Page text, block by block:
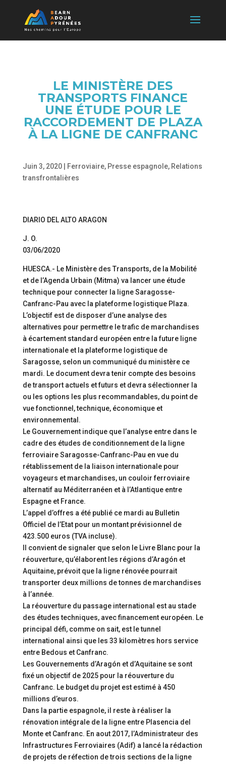
LE MINISTÈRE DES
TRANSPORTS FINANCE
UNE ÉTUDE POUR LE
RACCORDEMENT DE PLAZA
À LA LIGNE DE CANFRANC
Juin 3, 2020| Ferroviaire, Presse espagnole, Relations
transfrontalières
DIARIO DEL ALTO ARAGON
J. O.
03/06/2020
HUESCA.- Le Ministère des Transports, de la Mobilité
et de l’Agenda Urbain (Mitma) va lancer une étude
technique pour connecter la ligne Saragosse-
Canfranc-Pau avec la plateforme logistique Plaza.
L’objectif est de disposer d’une analyse des
alternatives pour permettre le trafic de marchandises
à écartement standard européen entre la future ligne
internationale et la plateforme logistique de
Saragosse, selon un communiqué du ministère ce
mardi. Le document devra tenir compte des besoins
de transport actuels et futurs et devra sélectionner la
ou les options les plus recommandables, du point de
vue fonctionnel, technique, économique et
environnemental.
Le Gouvernement indique que l’analyse entre dans le
cadre des études de conditionnement de la ligne
ferroviaire Saragosse-Canfranc-Pau en vue du
rétablissement de la liaison internationale pour
voyageurs et marchandises, un couloir ferroviaire
alternatif au Méditerranéen et à l’Atlantique entre
Espagne et France.
L’appel d’offres a été publié ce mardi au Bulletin
Officiel de l’Etat pour un montant prévisionnel de
423.500 euros (TVA incluse).
Il convient de signaler que selon le Livre Blanc pour la
réouverture, qu’élaborent les régions d’Aragón et
Aquitaine, prévoit que la ligne rénovée pourrait
transporter deux millions de tonnes de marchandises
à l’année.
La réouverture du passage international est au stade
des études techniques, avec financement européen. Le
principal défi, comme on sait, est le tunnel
international ainsi que les 33 kilomètres hors service
entre Bedous et Canfranc.
Les Gouvernements d’Aragón et d’Aquitaine se sont
fixé un objectif de 2025 pour la réouverture du
Canfranc. Le budget du projet est estimé à 450
millions d’euros.
Dans la partie espagnole, il reste à réaliser la
rénovation intégrale de la ligne entre Plasencia del
Monte et Canfranc. En aout 2017, l’Administrateur des
Infrastructures Ferroviaires (Adif) a lancé la rédaction
de projets de réfection de trois sections de la ligne